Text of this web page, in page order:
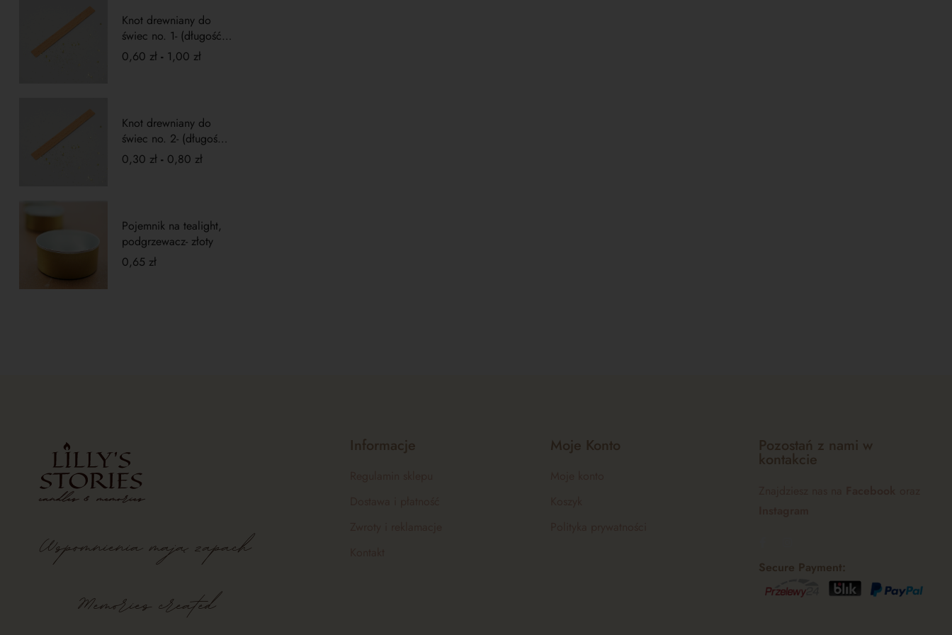
Knot drewniany do
świec no. 1- (długość
10cm)
0,60 zł - 1,00 zł
Knot drewniany do
świec no. 2- (długość
5cm)
0,30 zł - 0,80 zł
Pojemnik na tealight,
podgrzewacz- złoty
0,65 zł
Wspomnieniamajązapach
Memories created
Informacje Moje Konto Pozostań z nami w
kontakcie
Secure Payment: